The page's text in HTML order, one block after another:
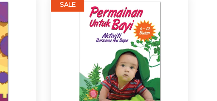
SALE